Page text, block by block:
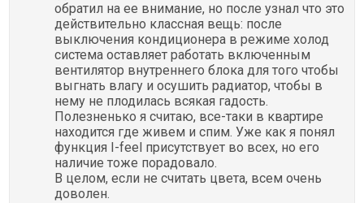
обратил на ее внимание, но после узнал что это
действительно классная вещь: после
выключения кондиционера в режиме холод
система оставляет работать включенным
вентилятор внутреннего блока для того чтобы
выгнать влагу и осушить радиатор, чтобы в
нему не плодилась всякая гадость.
Полезненько я считаю, все-таки в квартире
находится где живем и спим. Уже как я понял
функция I-feel присутствует во всех, но его
наличие тоже порадовало.
В целом, если не считать цвета, всем очень
доволен.